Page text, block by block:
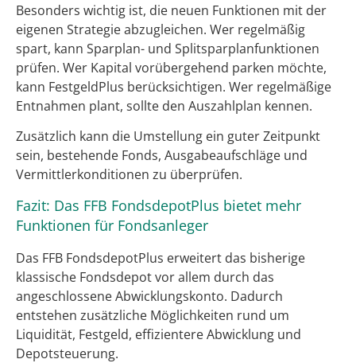
Besonders wichtig ist, die neuen Funktionen mit der
eigenen Strategie abzugleichen. Wer regelmäßig
spart, kann Sparplan- und Splitsparplanfunktionen
prüfen. Wer Kapital vorübergehend parken möchte,
kann FestgeldPlus berücksichtigen. Wer regelmäßige
Entnahmen plant, sollte den Auszahlplan kennen.
Zusätzlich kann die Umstellung ein guter Zeitpunkt
sein, bestehende Fonds, Ausgabeaufschläge und
Vermittlerkonditionen zu überprüfen.
Fazit: Das FFB FondsdepotPlus bietet mehr
Funktionen für Fondsanleger
Das FFB FondsdepotPlus erweitert das bisherige
klassische Fondsdepot vor allem durch das
angeschlossene Abwicklungskonto. Dadurch
entstehen zusätzliche Möglichkeiten rund um
Liquidität, Festgeld, effizientere Abwicklung und
Depotsteuerung.